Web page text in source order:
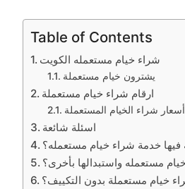
Table of Contents
شراء خيام مستعمله الكويت
يشترون خيام مستعملة
ارقام شراء خيام مستعملة
أسعار شراء الخيام المستعملة
اسئلة شائعة
فيها خدمة شراء خيام مستعمله؟
مستعمله واستبدالها بأخرى؟
خيام مستعملة بدون التكييف؟